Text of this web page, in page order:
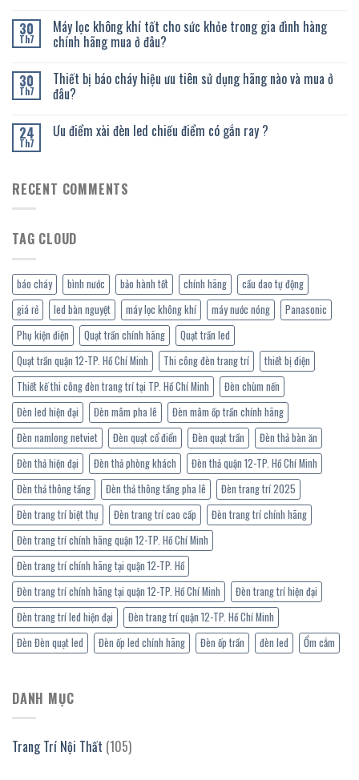
30
Th7
Máy lọc không khí tốt cho sức khỏe trong gia đình hàng
chính hãng mua ở đâu?
30
Th7
Thiết bị báo cháy hiệu ưu tiên sử dụng hãng nào và mua ở
đâu?
24
Th7
Ưu điểm xài đèn led chiếu điểm có gắn ray ?
RECENT COMMENTS
TAG CLOUD
báo cháy bình nước bảo hành tốt chính hãng
cầu dao tự động
giá rẻ
led bàn nguyệt máy lọc không khí máy nước nóng
Panasonic
Phụ kiện điện
Quạt trần chính hãng
Quạt trần led
Quạt trần quận 12-TP. Hồ Chí Minh
Thi công đèn trang trí
thiết bị điện
Thiết kế thi công đèn trang trí tại TP. Hồ Chí Minh
Đèn chùm nến
Đèn led hiện đại
Đèn mâm pha lê
Đèn mâm ốp trần chính hãng
Đèn namlong netviet
Đèn quạt cổ điển Đèn quạt trần
Đèn thả bàn ăn
Đèn thả hiện đại
Đèn thả phòng khách
Đèn thả quận 12-TP. Hồ Chí Minh
Đèn thả thông tầng
Đèn thả thông tầng pha lê
Đèn trang trí 2025
Đèn trang trí biệt thự
Đèn trang trí cao cấp
Đèn trang trí chính hãng
Đèn trang trí chính hãng quận 12-TP. Hồ Chí Minh
Đèn trang trí chính hãng tại quận 12-TP. Hồ
Đèn trang trí chính hãng tại quận 12-TP. Hồ Chí Minh
Đèn trang trí hiện đại
Đèn trang trí led hiện đại
Đèn trang trí quận 12-TP. Hồ Chí Minh
Đèn Đèn quạt led
Đèn ốp led chính hãng Đèn ốp trần đèn led Ổm cắm
DANH MỤC
Trang Trí Nội Thất (105)